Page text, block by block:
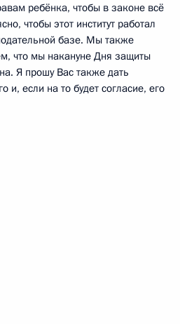
ребёнка, чтобы в законе всё
чтобы этот институт работал
базе. Мы также
что мы накануне Дня защиты
Я прошу Вас также дать
и, если на то будет согласие, его